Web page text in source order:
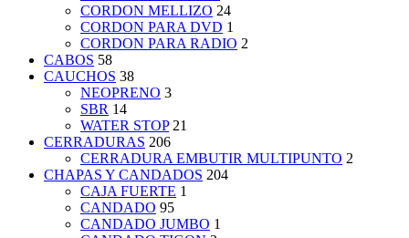
CORDON MELLIZO 24
CORDON PARA DVD 1
CORDON PARA RADIO 2
CABOS 58
CAUCHOS 38
NEOPRENO 3
SBR 14
WATER STOP 21
CERRADURAS 206
CERRADURA EMBUTIR MULTIPUNTO 2
CHAPAS Y CANDADOS 204
CAJA FUERTE 1
CANDADO 95
CANDADO JUMBO 1